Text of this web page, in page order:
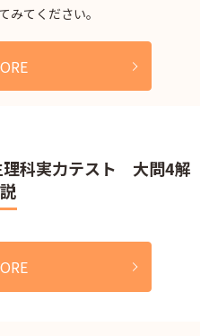
みてください。
科実力テスト 大問4解
説